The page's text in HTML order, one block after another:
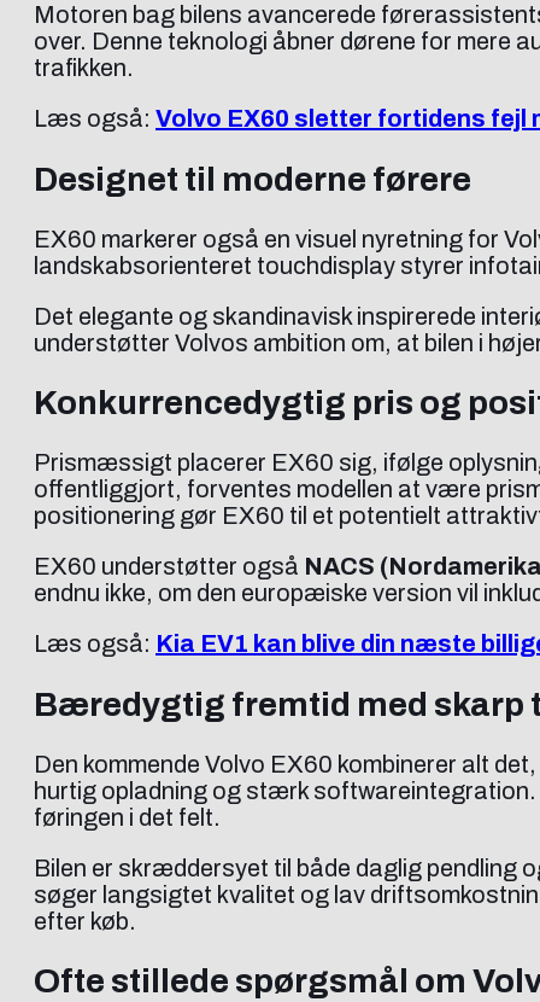
Motoren bag bilens avancerede
over. Denne teknologi åbner dørene for mere
trafikken.
Læs også: Volvo EX60 sletter fortidens
Designet til moderne førere
EX60 markerer også en visuel nyretning for
landskabsorienteret touchdisplay styrer
Det elegante og skandinavisk inspirerede
understøtter Volvos ambition om, at bilen i
Konkurrencedygtig pris og
Prismæssigt placerer EX60 sig, ifølge
offentliggjort, forventes modellen at være
positionering gør EX60 til et potentielt
EX60 understøtter også NACS
endnu ikke, om den europæiske version vil
Læs også: Kia EV1 kan blive din næste
Bæredygtig fremtid med skarp
Den kommende Volvo EX60 kombinerer alt
hurtig opladning og stærk softwareintegration.
føringen i det felt.
Bilen er skræddersyet til både daglig pendling
søger langsigtet kvalitet og lav
efter køb.
Ofte stillede spørgsmål om